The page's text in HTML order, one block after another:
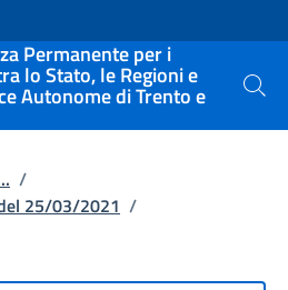
Permanente per i
lo Stato, le Regioni e
Autonome di Trento e Cerca
/
25/03/2021 /